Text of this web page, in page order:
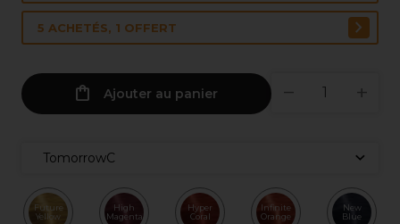
5 ACHETÉS, 1 OFFERT
Ajouter au panier
TomorrowC
Future
Yellow
High
Magenta
Hyper
Coral
Infinite
Orange
New
Blue